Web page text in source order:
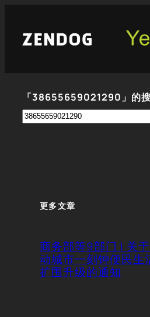
「38655659021290」的
搜
更多文章
商务部等9部门 | 关
动城市一刻钟便民生
扩围升级的通知